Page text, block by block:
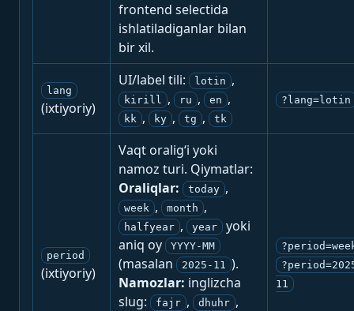
frontend selectida
ishlatiladiganlar bilan
bir xil.
lang
(ixtiyoriy)
UI/label tili: lotin ,
kirill , ru , en ,
kk , ky , tg , tk
?lang=lotin
period
(ixtiyoriy)
Vaqt oralig‘i yoki
namoz turi. Qiymatlar:
Oraliqlar:
today ,
week , month ,
halfyear , year
yoki
aniq oy
YYYY-MM
(masalan 2025-11 ).
Namozlar: inglizcha
slug:
fajr , dhuhr ,
11